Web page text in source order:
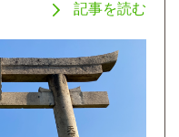
記事を読む